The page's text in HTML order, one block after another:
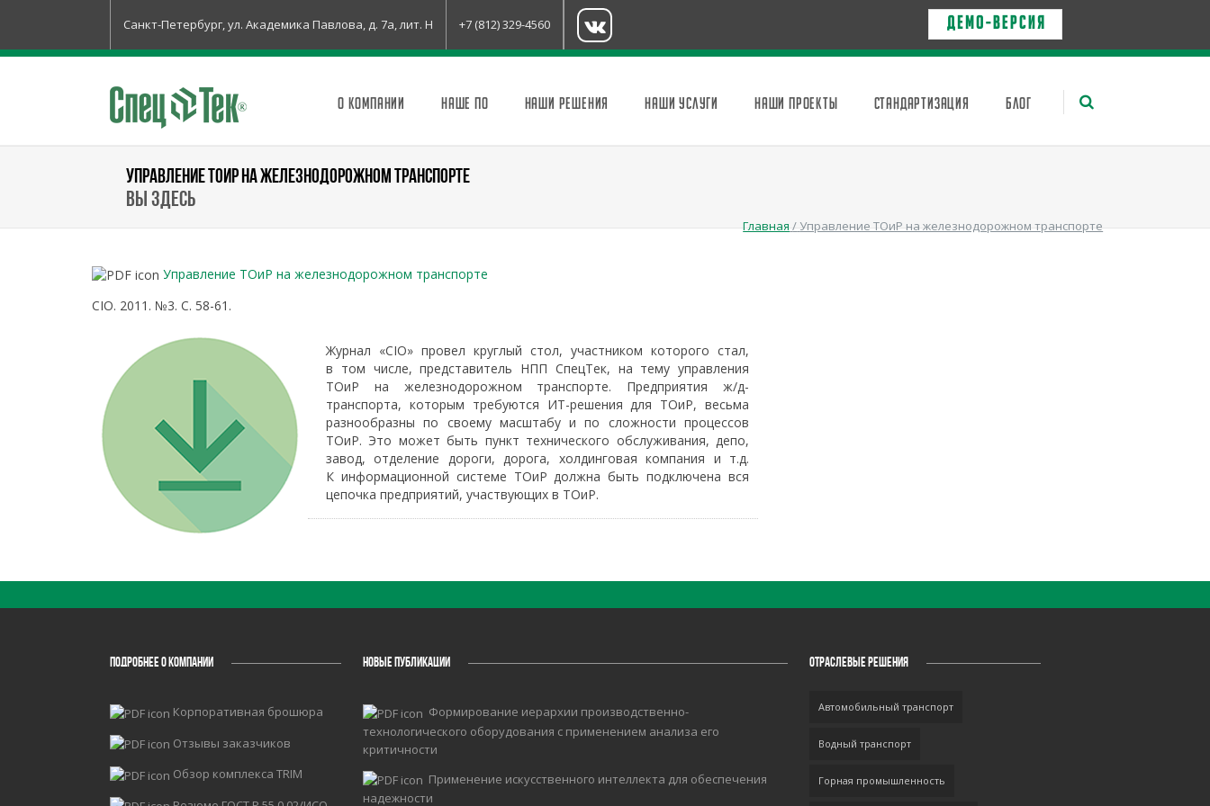
Санкт-Петербург, ул. Академика Павлова, д. 7а, лит. Н +7 (812) 329-4560 Д Е М О - в е р с и я
О КОМПАНИИ НАШЕ ПО НАШИ РЕШЕНИЯ НАШИ УСЛУГИ НАШИ ПРОЕКТЫ СТАНДАРТИЗАЦИЯ БЛОГ
УПРАВЛЕНИЕ ТОИР НА ЖЕЛЕЗНОДОРОЖНОМ ТРАНСПОРТЕ
Вы здесь
Главная/Управление ТОиР на железнодорожном транспорте
Управление ТОиР на железнодорожном транспорте
CIO. 2011. №3. С. 58-61.
Журнал «CIO» провел круглый стол, участником которого стал,
в том числе, представитель НПП СпецТек, на тему управления
ТОиР на железнодорожном транспорте. Предприятия ж/д-
транспорта, которым требуются ИТ-решения для ТОиР, весьма
разнообразны по своему масштабу и по сложности процессов
ТОиР. Это может быть пункт технического обслуживания, депо,
завод, отделение дороги, дорога, холдинговая компания и т.д.
К информационной системе ТОиР должна быть подключена вся
цепочка предприятий, участвующих в ТОиР.
ПОДРОБНЕЕ О КОМПАНИИ
Корпоративная брошюра
Отзывы заказчиков
Обзор комплекса TRIM
НОВЫЕ ПУБЛИКАЦИИ
Формирование иерархии производственно-
технологического оборудования с применением анализа его
критичности
Применение искусственного интеллекта для обеспечения
надежности
ОТРАСЛЕВЫЕ РЕШЕНИЯ
Автомобильный транспорт
Водный транспорт
Горная промышленность